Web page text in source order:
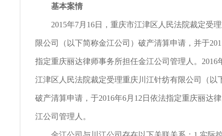
基本案情
2015年7月16日，重庆市江津区人民法院裁定受
限公司（以下简称金江公司）破产清算申请，并于
指定重庆丽达律师事务所担任金江公司管理人。2016
江津区人民法院裁定受理重庆川江针纺有限公司（以
破产清算申请，于2016年6月12日依法指定重庆丽达
江公司管理人。